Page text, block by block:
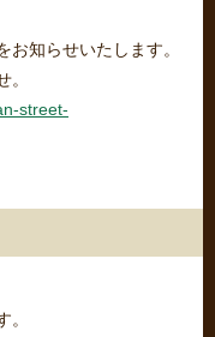
知らせいたします。
street-